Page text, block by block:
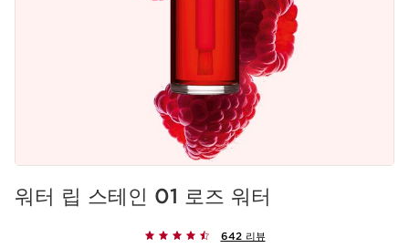
워터 립 스테인 01 로즈 워터
642 리뷰